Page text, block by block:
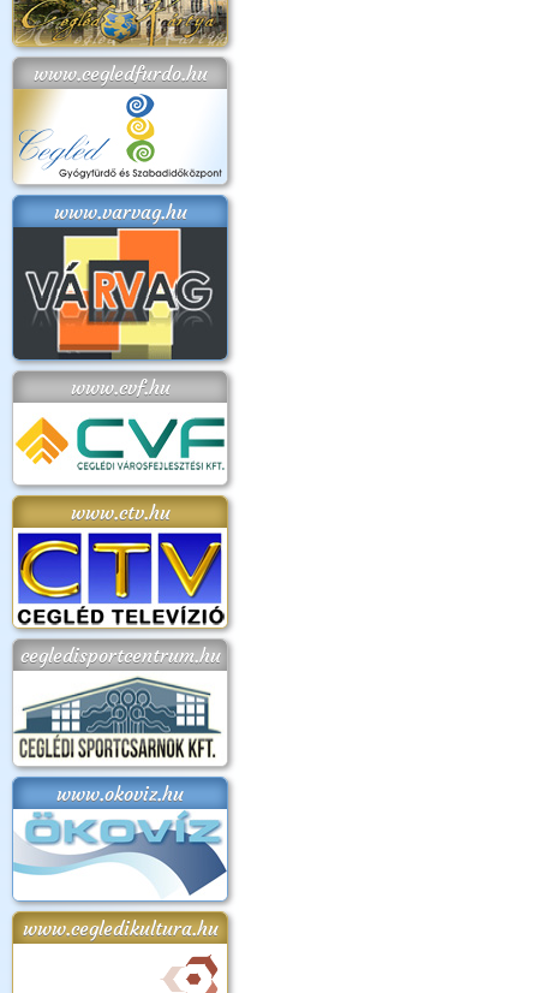
www.cegledfurdo.hu
www.varvag.hu
www.cvf.hu
www.ctv.hu
cegledisportcentrum.hu
www.okoviz.hu
www.cegledikultura.hu